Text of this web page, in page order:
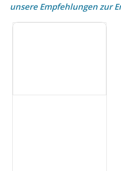
unsere Empfehlungen zur